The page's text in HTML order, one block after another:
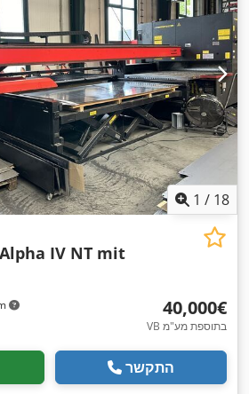
1 / 18
Alpha IV NT mit
‏40,000 ‏€
VB בתוספת מע"מ
התקשר